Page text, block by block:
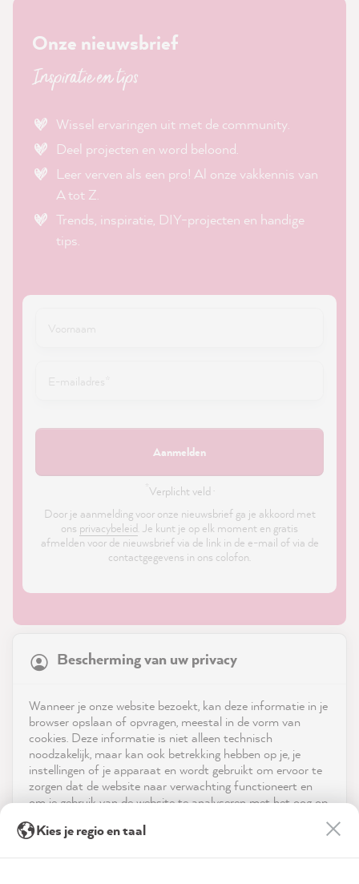
Onze nieuwsbrief
Inspiratie en tips
Wissel ervaringen uit met de community.
Deel projecten en word beloond.
Leer verven als een pro! Al onze vakkennis van
A tot Z.
Trends, inspiratie, DIY-projecten en handige
tips.
Aanmelden
Verplicht veld ·
Door je aanmelding voor onze nieuwsbrief ga je akkoord met
ons privacybeleid. Je kunt je op elk moment en gratis
afmelden voor de nieuwsbrief via de link in de e-mail of via de
contactgegevens in ons colofon.
Service
Neem contact op met
Bescherming van uw privacy
Wanneer je onze website bezoekt, kan deze informatie in je
browser opslaan of opvragen, meestal in de vorm van
cookies. Deze informatie is niet alleen technisch
noodzakelijk, maar kan ook betrekking hebben op je, je
instellingen of je apparaat en wordt gebruikt om ervoor te
zorgen dat de website naar verwachting functioneert en
om je gebruik van de website te analyseren met het oog op
advertenties aan te bieden via de diensten die in de
21,903Reviews
reviews-io
Verified Customer
Excellent as always, fast delivery and color
Kies je regio en taal